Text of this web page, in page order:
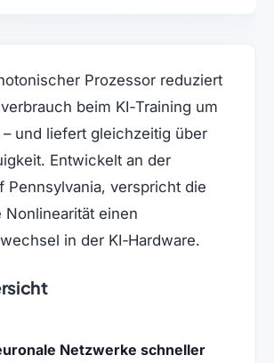
Prozessor reduziert
beim KI‑Training um
und liefert gleichzeitig über
Entwickelt an der
Pennsylvania, verspricht die
Nonlinearität einen
in der KI‑Hardware.
Netzwerke schneller